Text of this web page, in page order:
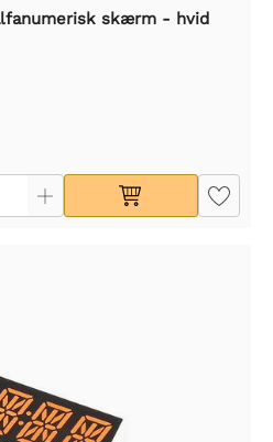
skærm - hvid